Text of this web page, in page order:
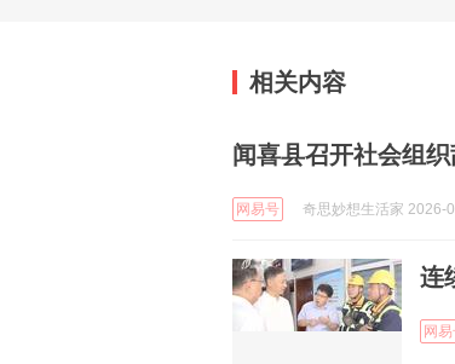
相关内容
闻喜县召开社会组
网易号 奇思妙想生活家 2026-
连
网